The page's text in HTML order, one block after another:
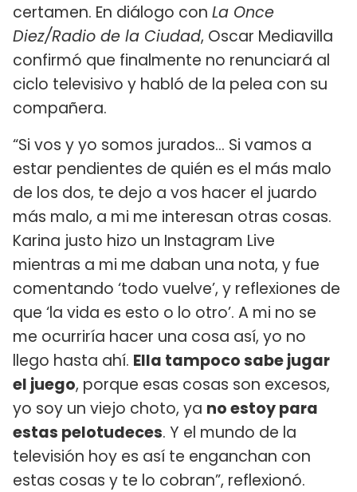
certamen. En diálogo con La Once
Diez/Radio de la Ciudad, Oscar Mediavilla
confirmó que finalmente no renunciará al
ciclo televisivo y habló de la pelea con su
compañera.
“Si vos y yo somos jurados… Si vamos a
estar pendientes de quién es el más malo
de los dos, te dejo a vos hacer el juardo
más malo, a mi me interesan otras cosas.
Karina justo hizo un Instagram Live
mientras a mi me daban una nota, y fue
comentando ‘todo vuelve’, y reflexiones de
que ‘la vida es esto o lo otro’. A mi no se
me ocurriría hacer una cosa así, yo no
llego hasta ahí. Ella tampoco sabe jugar
el juego, porque esas cosas son excesos,
yo soy un viejo choto, ya no estoy para
estas pelotudeces. Y el mundo de la
televisión hoy es así te enganchan con
estas cosas y te lo cobran”, reflexionó.